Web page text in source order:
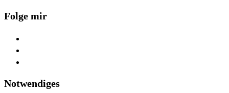
Folge mir
Notwendiges